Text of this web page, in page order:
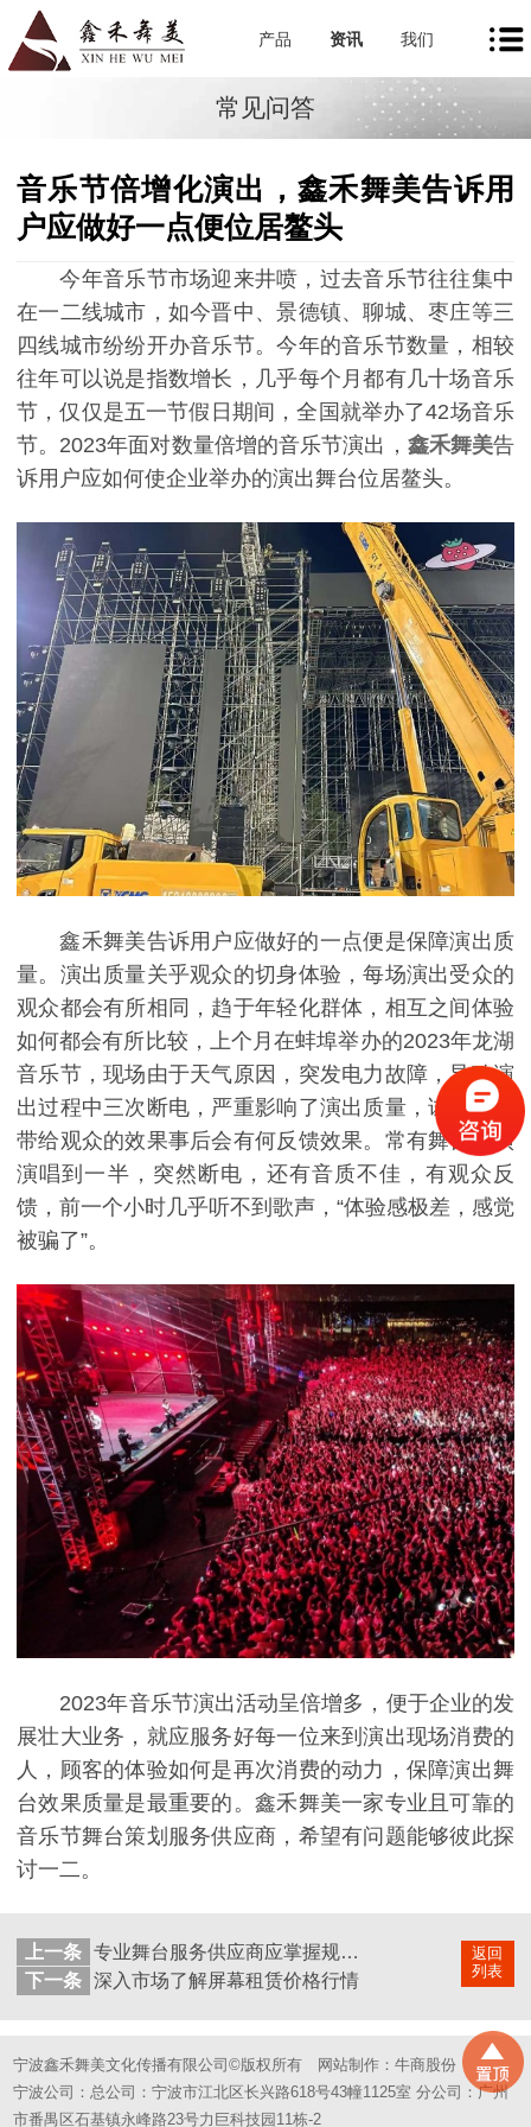
产品 资讯 我们
常见问答
音乐节倍增化演出，鑫禾舞美告诉用
户应做好一点便位居鳌头
今年音乐节市场迎来井喷，过去音乐节往往集中
在一二线城市，如今晋中、景德镇、聊城、枣庄等三
四线城市纷纷开办音乐节。今年的音乐节数量，相较
往年可以说是指数增长，几乎每个月都有几十场音乐
节，仅仅是五一节假日期间，全国就举办了42场音乐
节。2023年面对数量倍增的音乐节演出， 鑫禾舞美告
诉用户应如何使企业举办的演出舞台位居鳌头。
鑫禾舞美告诉用户应做好的一点便是保障演出质
量。演出质量关乎观众的切身体验，每场演出受众的
观众都会有所相同，趋于年轻化群体，相互之间体验
如何都会有所比较，上个月在蚌埠举办的2023年龙湖
音乐节，现场由于天气原因，突发电力故障，导致演
出过程中三次断电，严重影响了演出质量，试想舞台
带给观众的效果事后会有何反馈效果。常有舞台表演
演唱到一半，突然断电，还有音质不佳，有观众反
馈，前一个小时几乎听不到歌声，“体验感极差，感觉
被骗了”。
2023年音乐节演出活动呈倍增多，便于企业的发
展壮大业务，就应服务好每一位来到演出现场消费的
人，顾客的体验如何是再次消费的动力，保障演出舞
台效果质量是最重要的。鑫禾舞美一家专业且可靠的
音乐节舞台策划服务供应商，希望有问题能够彼此探
讨一二。
返回
列表
上一条
专业舞台服务供应商应掌握规避演出事故方法
下一条 深入市场了解屏幕租赁价格行情
宁波鑫禾舞美文化传播有限公司©版权所有 网站制作：牛商股份
宁波公司：总公司：宁波市江北区长兴路618号43幢1125室 分公司：广州
市番禺区石基镇永峰路23号力巨科技园11栋-2